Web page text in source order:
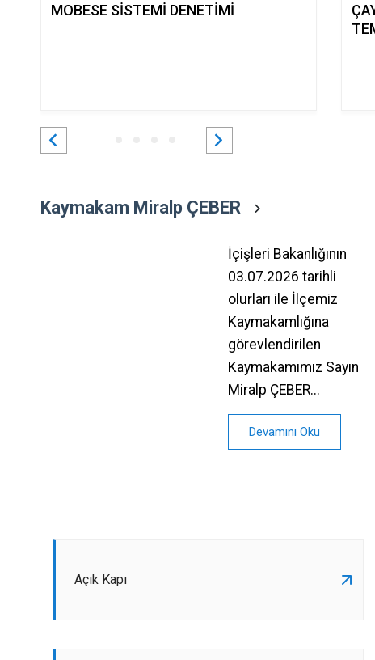
MOBESE SİSTEMİ DENETİMİ
Kaymakam Miralp ÇEBER
İçişleri Bakanlığının
03.07.2026 tarihli
olurları ile İlçemiz
Kaymakamlığına
görevlendirilen
Kaymakamımız Sayın
Miralp ÇEBER...
Devamını Oku
Açık Kapı